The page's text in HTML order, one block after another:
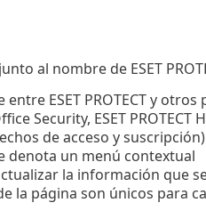
al nombre de ESET
ESET PROTECT y
Security, ESET
de acceso y
denota un menú contextual
la información que
la página son únicos para